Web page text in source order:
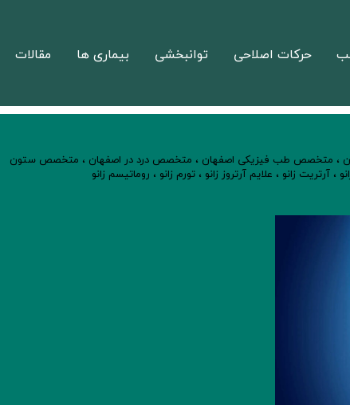
حرکات اصلاحی توانبخشی بیماری ها مقالات
، متخصص طب فیزیکی اصفهان ، متخصص درد در اصفهان ، متخصص ستون
، آرتریت زانو ، علایم آرتروز زانو ، تورم زانو ، روماتیسم زانو